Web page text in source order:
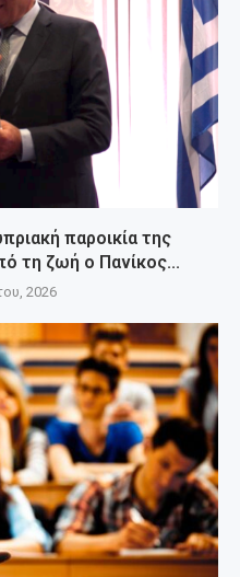
παροικία της
τη ζωή ο Πανίκος...
2026